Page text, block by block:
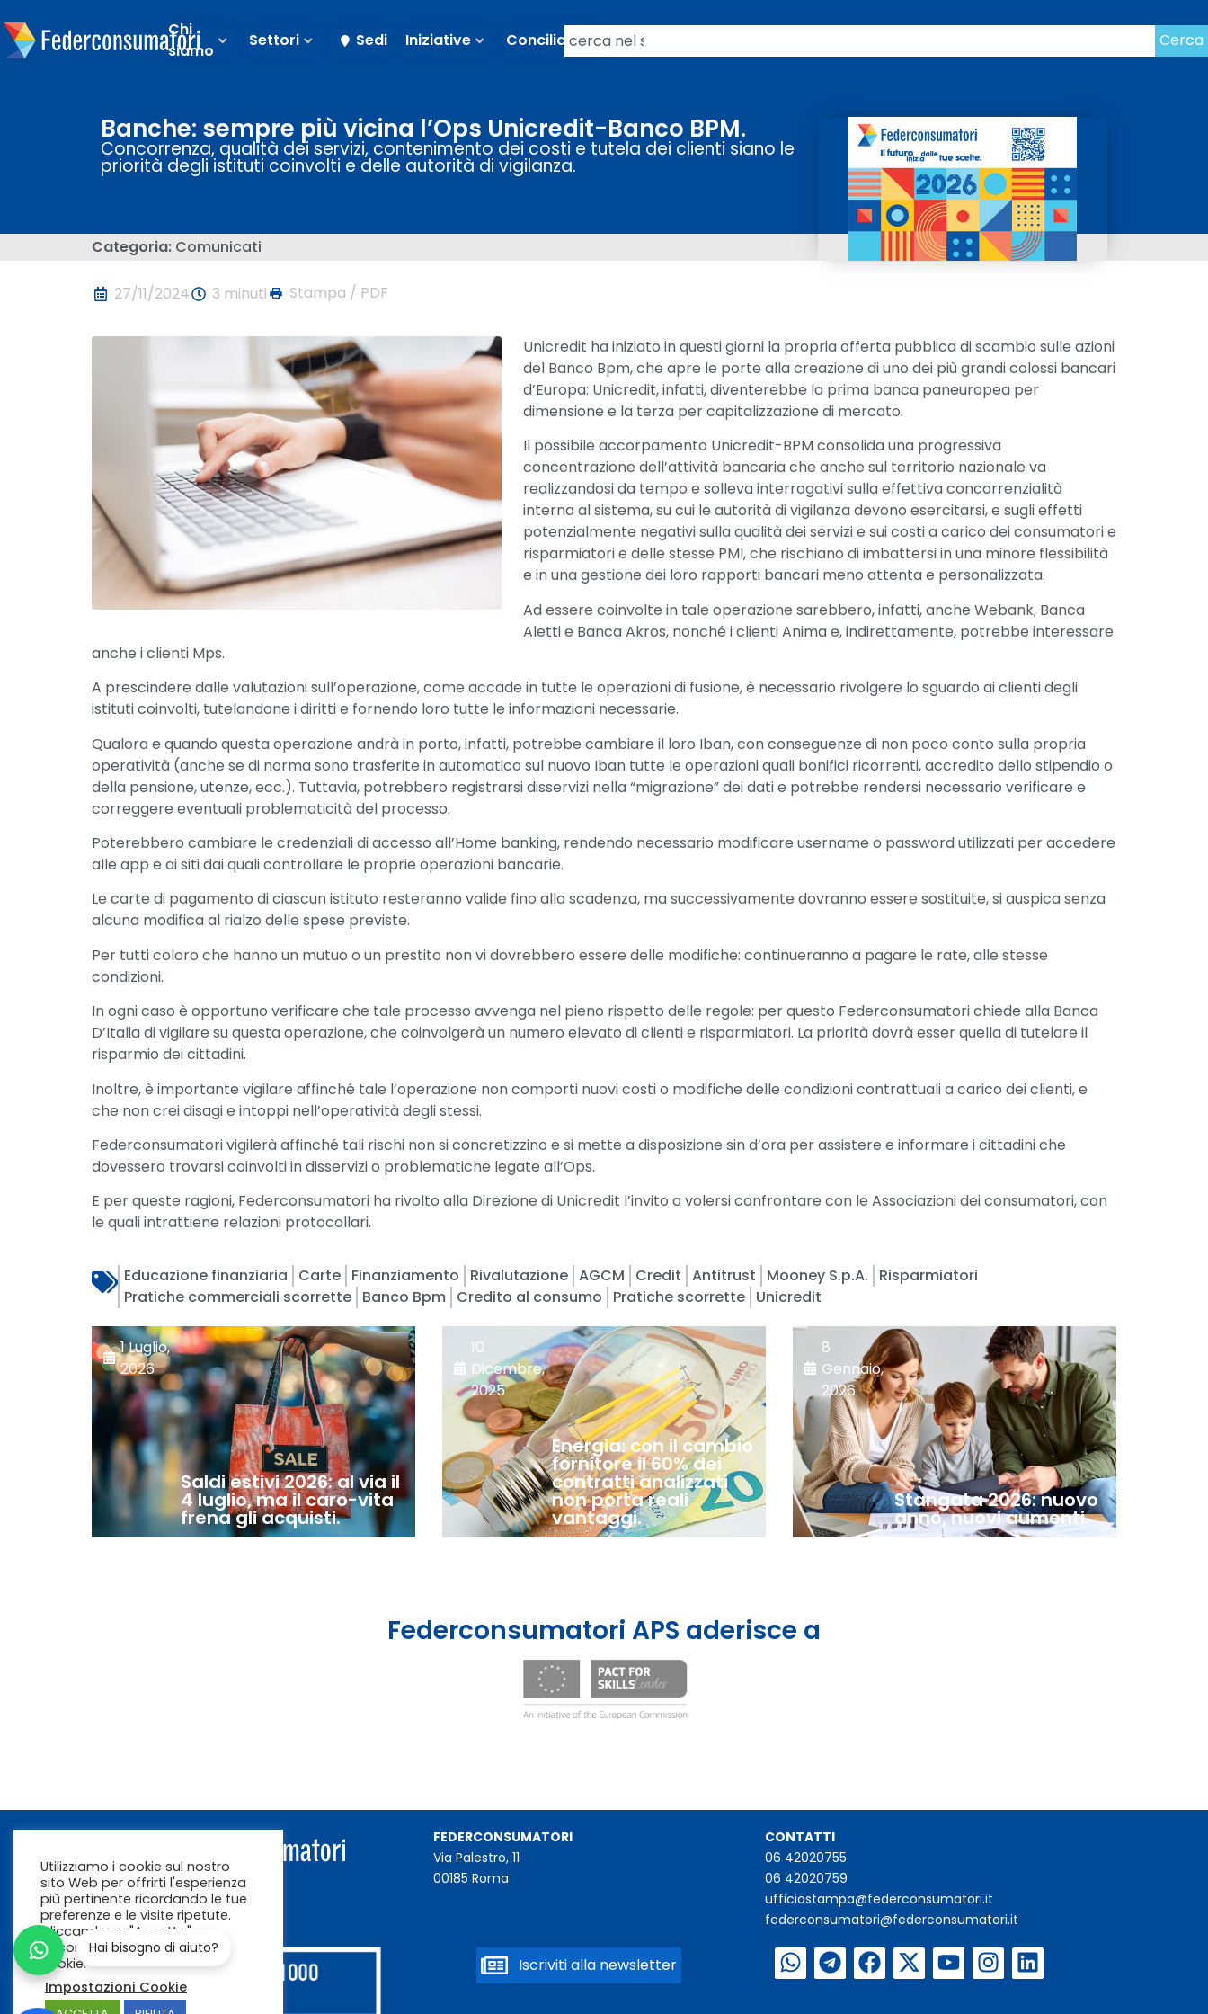
Chi
siamo
Settori Sedi Iniziative Conciliazioni Cerca
Banche: sempre più vicina l’Ops Unicredit-Banco BPM.
Concorrenza, qualità dei servizi, contenimento dei costi e tutela dei clienti siano le
priorità degli istituti coinvolti e delle autorità di vigilanza.
Categoria: Comunicati
27/11/2024 3 minuti Stampa / PDF
Unicredit ha iniziato in questi giorni la propria offerta pubblica di scambio sulle azioni
del Banco Bpm, che apre le porte alla creazione di uno dei più grandi colossi bancari
d’Europa: Unicredit, infatti, diventerebbe la prima banca paneuropea per
dimensione e la terza per capitalizzazione di mercato.
Il possibile accorpamento Unicredit-BPM consolida una progressiva
concentrazione dell’attività bancaria che anche sul territorio nazionale va
realizzandosi da tempo e solleva interrogativi sulla effettiva concorrenzialità
interna al sistema, su cui le autorità di vigilanza devono esercitarsi, e sugli effetti
potenzialmente negativi sulla qualità dei servizi e sui costi a carico dei consumatori e
risparmiatori e delle stesse PMI, che rischiano di imbattersi in una minore flessibilità
e in una gestione dei loro rapporti bancari meno attenta e personalizzata.
Ad essere coinvolte in tale operazione sarebbero, infatti, anche Webank, Banca
Aletti e Banca Akros, nonché i clienti Anima e, indirettamente, potrebbe interessare
anche i clienti Mps.
A prescindere dalle valutazioni sull’operazione, come accade in tutte le operazioni di fusione, è necessario rivolgere lo sguardo ai clienti degli
istituti coinvolti, tutelandone i diritti e fornendo loro tutte le informazioni necessarie.
Qualora e quando questa operazione andrà in porto, infatti, potrebbe cambiare il loro Iban, con conseguenze di non poco conto sulla propria
operatività (anche se di norma sono trasferite in automatico sul nuovo Iban tutte le operazioni quali bonifici ricorrenti, accredito dello stipendio o
della pensione, utenze, ecc.). Tuttavia, potrebbero registrarsi disservizi nella “migrazione” dei dati e potrebbe rendersi necessario verificare e
correggere eventuali problematicità del processo.
Poterebbero cambiare le credenziali di accesso all’Home banking, rendendo necessario modificare username o password utilizzati per accedere
alle app e ai siti dai quali controllare le proprie operazioni bancarie.
Le carte di pagamento di ciascun istituto resteranno valide fino alla scadenza, ma successivamente dovranno essere sostituite, si auspica senza
alcuna modifica al rialzo delle spese previste.
Per tutti coloro che hanno un mutuo o un prestito non vi dovrebbero essere delle modifiche: continueranno a pagare le rate, alle stesse
condizioni.
In ogni caso è opportuno verificare che tale processo avvenga nel pieno rispetto delle regole: per questo Federconsumatori chiede alla Banca
D’Italia di vigilare su questa operazione, che coinvolgerà un numero elevato di clienti e risparmiatori. La priorità dovrà esser quella di tutelare il
risparmio dei cittadini.
Inoltre, è importante vigilare affinché tale l’operazione non comporti nuovi costi o modifiche delle condizioni contrattuali a carico dei clienti, e
che non crei disagi e intoppi nell’operatività degli stessi.
Federconsumatori vigilerà affinché tali rischi non si concretizzino e si mette a disposizione sin d’ora per assistere e informare i cittadini che
dovessero trovarsi coinvolti in disservizi o problematiche legate all’Ops.
E per queste ragioni, Federconsumatori ha rivolto alla Direzione di Unicredit l’invito a volersi confrontare con le Associazioni dei consumatori, con
le quali intrattiene relazioni protocollari.
Educazione finanziaria Carte Finanziamento Rivalutazione AGCM Credit Antitrust Mooney S.p.A.
Risparmiatori
Pratiche commerciali scorrette Banco Bpm Credito al consumo Pratiche scorrette Unicredit
1 Luglio,
2026
Saldi estivi 2026: al via il
4 luglio, ma il caro-vita
frena gli acquisti.
10
Dicembre,
2025
Energia: con il cambio
fornitore il 60% dei
contratti analizzati
non porta reali
vantaggi.
8
Gennaio,
2026
Stangata 2026: nuovo
anno, nuovi aumenti.
Federconsumatori APS aderisce a
FEDERCONSUMATORI
Via Palestro, 11
00185 Roma
CONTATTI
06 42020755
06 42020759
ufficiostampa@federconsumatori.it
federconsumatori@federconsumatori.it
Iscriviti alla newsletter
Utilizziamo i cookie sul nostro
sito Web per offrirti l'esperienza
più pertinente ricordando le tue
preferenze e le visite ripetute.
Cliccando su "Accetta"
acconsenti all'uso di TUTTI i
cookie.
Impostazioni Cookie
Hai bisogno di aiuto?